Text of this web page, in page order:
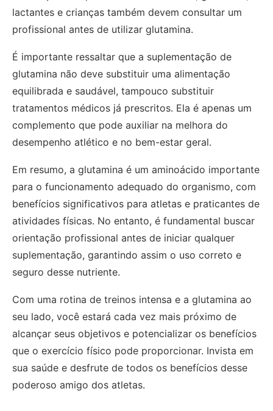
lactantes e crianças também devem consultar um
profissional antes de utilizar glutamina.
É importante ressaltar que a suplementação de
glutamina não deve substituir uma alimentação
equilibrada e saudável, tampouco substituir
tratamentos médicos já prescritos. Ela é apenas um
complemento que pode auxiliar na melhora do
desempenho atlético e no bem-estar geral.
Em resumo, a glutamina é um aminoácido importante
para o funcionamento adequado do organismo, com
benefícios significativos para atletas e praticantes de
atividades físicas. No entanto, é fundamental buscar
orientação profissional antes de iniciar qualquer
suplementação, garantindo assim o uso correto e
seguro desse nutriente.
Com uma rotina de treinos intensa e a glutamina ao
seu lado, você estará cada vez mais próximo de
alcançar seus objetivos e potencializar os benefícios
que o exercício físico pode proporcionar. Invista em
sua saúde e desfrute de todos os benefícios desse
poderoso amigo dos atletas.